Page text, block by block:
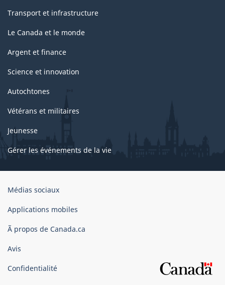
Transport et infrastructure
Le Canada et le monde
Argent et finance
Science et innovation
Autochtones
Vétérans et militaires
Jeunesse
Gérer les événements de la vie
Organisation
gouvernement
Canada
Médias sociaux
Applications mobiles
Ã propos de Canada.ca
Avis
Confidentialité